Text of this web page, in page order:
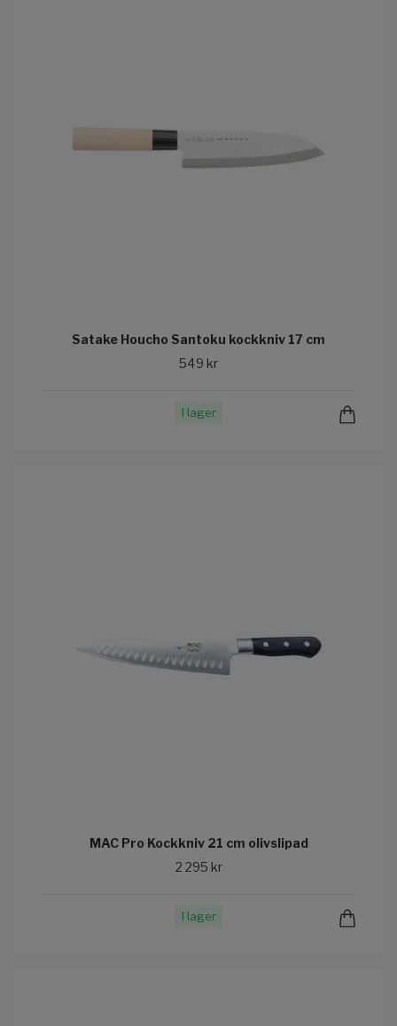
Satake Houcho Santoku kockkniv 17 cm
549 kr
I lager
MAC Pro Kockkniv 21 cm olivslipad
2 295 kr
I lager